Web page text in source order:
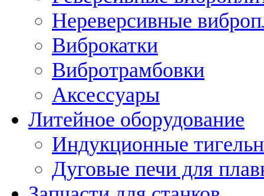
Нереверсивные
Виброкатки
Вибротрамбовки
Аксессуары
Литейное оборудование
Индукционные
Дуговые печи для